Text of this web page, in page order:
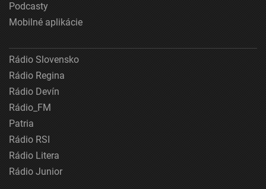
Podcasty
Mobilné aplikácie
Rádio Slovensko
Rádio Regina
Rádio Devín
Rádio_FM
Patria
Rádio RSI
Rádio Litera
Rádio Junior